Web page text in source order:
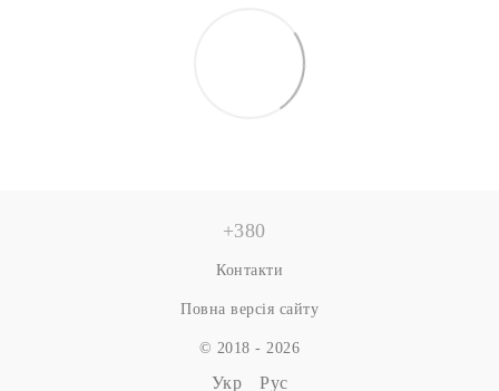
+380
Контакти
Повна версія сайту
© 2018 - 2026
Укр Рус